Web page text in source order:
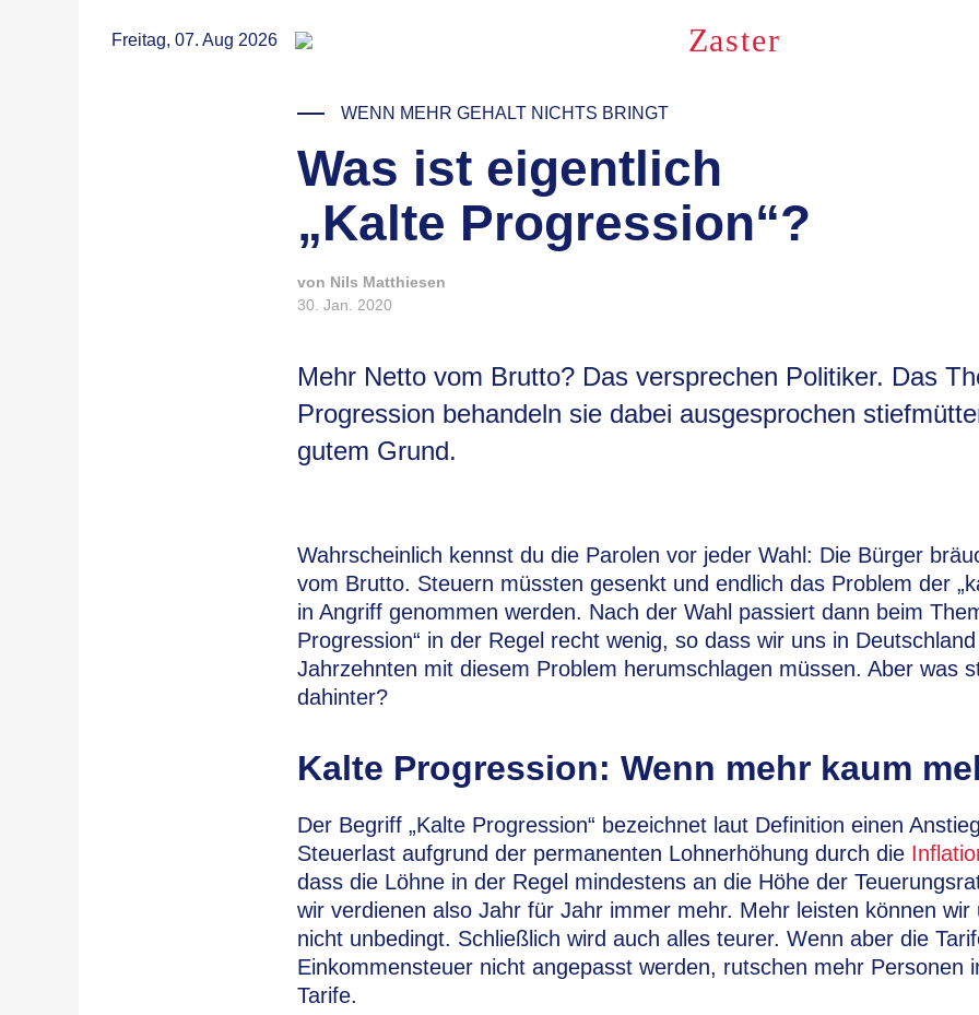
Freitag, 07. Aug 2026 RSS Zaster
WENN MEHR GEHALT NICHTS BRINGT
Was ist eigentlich
„Kalte Progression“?
von Nils Matthiesen
30. Jan. 2020
Mehr Netto vom Brutto? Das versprechen Politiker. Das
Progression behandeln sie dabei ausgesprochen
gutem Grund.
Wahrscheinlich kennst du die Parolen vor jeder Wahl: Die Bürger
vom Brutto. Steuern müssten gesenkt und endlich das Problem der
in Angriff genommen werden. Nach der Wahl passiert dann beim
Progression“ in der Regel recht wenig, so dass wir uns in
Jahrzehnten mit diesem Problem herumschlagen müssen. Aber was
dahinter?
Kalte Progression: Wenn mehr kaum
Der Begriff „Kalte Progression“ bezeichnet laut Definition einen
Steuerlast aufgrund der permanenten Lohnerhöhung durch die
dass die Löhne in der Regel mindestens an die Höhe der
wir verdienen also Jahr für Jahr immer mehr. Mehr leisten können wir
nicht unbedingt. Schließlich wird auch alles teurer. Wenn aber die
Einkommensteuer nicht angepasst werden, rutschen mehr Personen
Tarife.